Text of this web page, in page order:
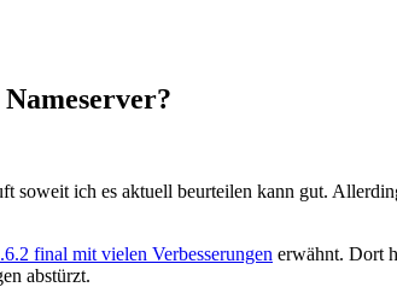
soweit ich es aktuell beurteilen kann gut.
final mit vielen Verbesserungen erwähnt. Dort
abstürzt.